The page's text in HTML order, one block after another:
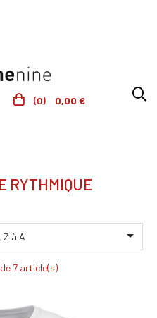
(0) 0,00 €
RYTHMIQUE
Z à A 
7 article(s)